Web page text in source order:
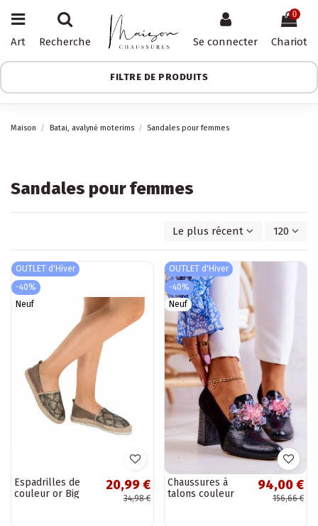
Art Recherche Se connecter
0
Chariot
FILTRE DE PRODUITS
Maison Batai, avalynė moterims Sandales pour femmes
Sandales pour femmes
Le plus récent d'abord
120
OUTLET d'Hiver
-40%
Neuf
Espadrilles de
couleur or Big
20,99 €
34,98 €
OUTLET d'Hiver
-40%
Neuf
Chaussures à
talons couleur
94,00 €
156,66 €